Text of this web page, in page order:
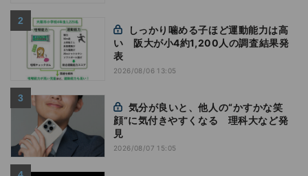
い 阪大が小4約1,200人の調査結果発
表
2026/08/06 13:05
顔”に気付きやすくなる 理科大など発
見
2026/08/07 15:05